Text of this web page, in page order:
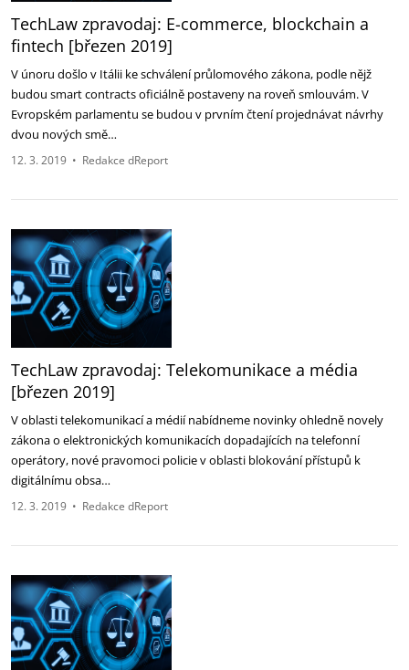
TechLaw zpravodaj: E-commerce, blockchain a
fintech [březen 2019]
V únoru došlo v Itálii ke schválení průlomového zákona, podle nějž
budou smart contracts oficiálně postaveny na roveň smlouvám. V
Evropském parlamentu se budou v prvním čtení projednávat návrhy
dvou nových smě…
12. 3. 2019 • Redakce dReport
TechLaw zpravodaj: Telekomunikace a média
[březen 2019]
V oblasti telekomunikací a médií nabídneme novinky ohledně novely
zákona o elektronických komunikacích dopadajících na telefonní
operátory, nové pravomoci policie v oblasti blokování přístupů k
digitálnímu obsa…
12. 3. 2019 • Redakce dReport